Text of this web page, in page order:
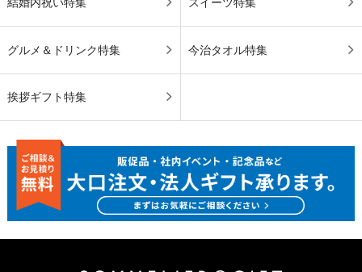
グルメ＆ドリンク特集 今治タオル特集
挨拶ギフト特集